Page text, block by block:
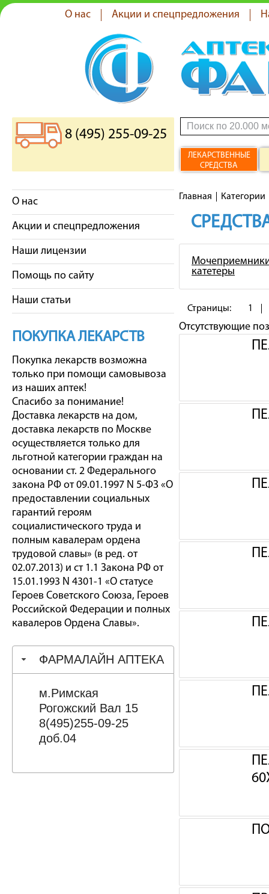
О нас Акции и спецпредложения
8 (495) 255-09-25
ЛЕКАРСТВЕННЫЕ
СРЕДСТВА
О нас
Акции и спецпредложения
Наши лицензии
Помощь по сайту
Наши статьи
ПОКУПКА ЛЕКАРСТВ
Покупка лекарств возможна
только при помощи самовывоза
из наших аптек!
Спасибо за понимание!
Доставка лекарств на дом,
доставка лекарств по Москве
осуществляется только для
льготной категории граждан на
основании ст. 2 Федерального
закона РФ от 09.01.1997 N 5-ФЗ «О
предоставлении социальных
гарантий героям
социалистического труда и
полным кавалерам ордена
трудовой славы» (в ред. от
02.07.2013) и ст 1.1 Закона РФ от
15.01.1993 N 4301-1 «О статусе
Героев Советского Союза, Героев
Российской Федерации и полных
кавалеров Ордена Славы».
ФАРМАЛАЙН АПТЕКА
м.Римская
Рогожский Вал 15
8(495)255-09-25
доб.04
Главная Категории
катетеры
Страницы: 1
Отсутствующие